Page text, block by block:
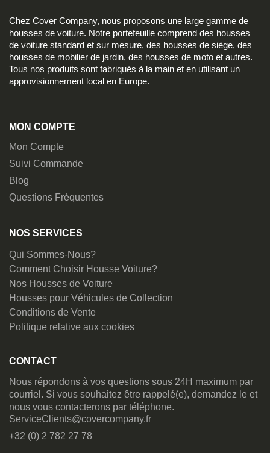
Chez Cover Company, nous proposons une large gamme de
housses de voiture. Notre portefeuille comprend des housses
de voiture standard et sur mesure, des housses de siège, des
housses de mobilier de jardin, des housses de moto et autres.
Tous nos produits sont fabriqués à la main et en utilisant un
approvisionnement local en Europe.
MON COMPTE
Mon Compte
Suivi Commande
Blog
Questions Fréquentes
NOS SERVICES
Qui Sommes-Nous?
Comment Choisir Housse Voiture?
Nos Housses de Voiture
Housses pour Véhicules de Collection
Conditions de Vente
Politique relative aux cookies
CONTACT
Nous répondons à vos questions sous 24H maximum par
courriel. Si vous souhaitez être rappelé(e), demandez le et
nous vous contacterons par téléphone.
ServiceClients@covercompany.fr
+32 (0) 2 782 27 78